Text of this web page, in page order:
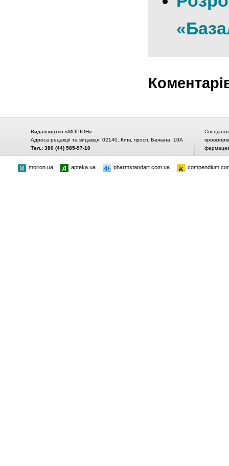
Видавництво «МОРІОН»
Адреса редакції та видавця: 02140, Київ, просп. Бажана, 10А
Тел.: 380 (44) 585-97-10
morion.ua apteka.ua pharmstandart.com.ua